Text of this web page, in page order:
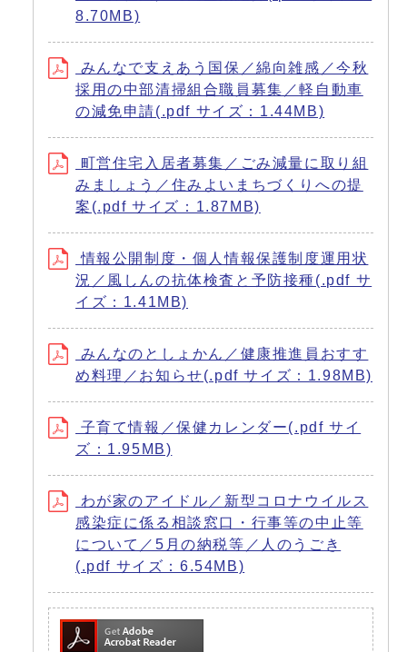
8.70MB)
みんなで支えあう国保／綿向雑感／今秋
採用の中部清掃組合職員募集／軽自動車
の減免申請(.pdf サイズ：1.44MB)
町営住宅入居者募集／ごみ減量に取り組
みましょう／住みよいまちづくりへの提
案(.pdf サイズ：1.87MB)
情報公開制度・個人情報保護制度運用状
況／風しんの抗体検査と予防接種(.pdf サ
イズ：1.41MB)
みんなのとしょかん／健康推進員おすす
め料理／お知らせ(.pdf サイズ：1.98MB)
子育て情報／保健カレンダー(.pdf サイ
ズ：1.95MB)
わが家のアイドル／新型コロナウイルス
感染症に係る相談窓口・行事等の中止等
について／5月の納税等／人のうごき
(.pdf サイズ：6.54MB)